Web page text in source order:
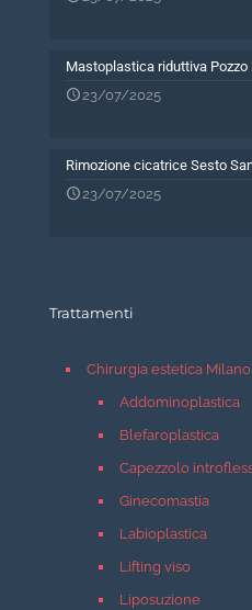
Mastoplastica riduttiva Pozzo
23/07/2025
Rimozione cicatrice Sesto
23/07/2025
Trattamenti
Chirurgia estetica Milano
Addominoplastica
Blefaroplastica
Capezzolo
Ginecomastia
Labioplastica
Lifting viso
Liposuzione